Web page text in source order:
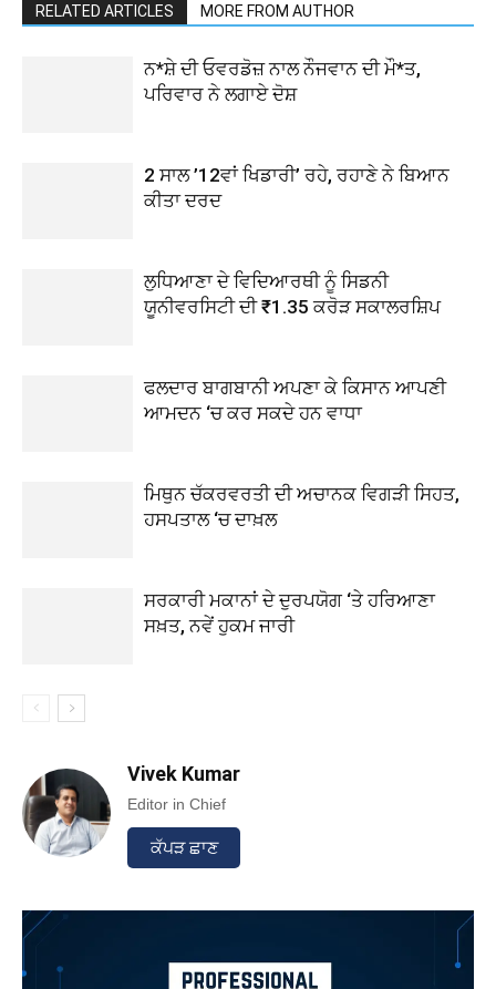
RELATED ARTICLES MORE FROM AUTHOR
ਨ*ਸ਼ੇ ਦੀ ਓਵਰਡੋਜ਼ ਨਾਲ ਨੌਜਵਾਨ ਦੀ ਮੌ*ਤ,
ਪਰਿਵਾਰ ਨੇ ਲਗਾਏ ਦੋਸ਼
2 ਸਾਲ ’12ਵਾਂ ਖਿਡਾਰੀ’ ਰਹੇ, ਰਹਾਣੇ ਨੇ ਬਿਆਨ
ਕੀਤਾ ਦਰਦ
ਲੁਧਿਆਣਾ ਦੇ ਵਿਦਿਆਰਥੀ ਨੂੰ ਸਿਡਨੀ
ਯੂਨੀਵਰਸਿਟੀ ਦੀ ₹1.35 ਕਰੋੜ ਸਕਾਲਰਸ਼ਿਪ
ਫਲਦਾਰ ਬਾਗਬਾਨੀ ਅਪਣਾ ਕੇ ਕਿਸਾਨ ਆਪਣੀ
ਆਮਦਨ ‘ਚ ਕਰ ਸਕਦੇ ਹਨ ਵਾਧਾ
ਮਿਥੁਨ ਚੱਕਰਵਰਤੀ ਦੀ ਅਚਾਨਕ ਵਿਗੜੀ ਸਿਹਤ,
ਹਸਪਤਾਲ ‘ਚ ਦਾਖ਼ਲ
ਸਰਕਾਰੀ ਮਕਾਨਾਂ ਦੇ ਦੁਰਪਯੋਗ ‘ਤੇ ਹਰਿਆਣਾ
ਸਖ਼ਤ, ਨਵੇਂ ਹੁਕਮ ਜਾਰੀ
Vivek Kumar
Editor in Chief
ਕੱਪੜ ਛਾਣ